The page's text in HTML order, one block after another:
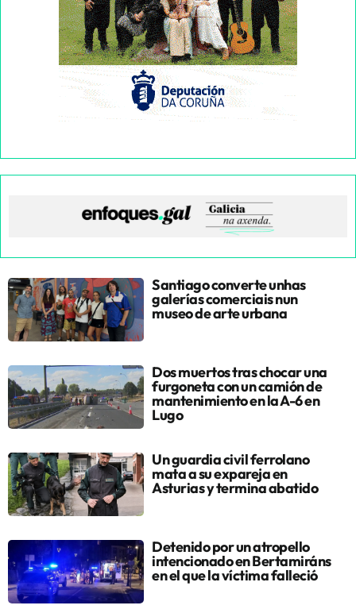
Santiago converte unhas
galerías comerciais nun
museo de arte urbana
Dos muertos tras chocar una
furgoneta con un camión de
mantenimiento en la A-6 en
Lugo
Un guardia civil ferrolano
mata a su expareja en
Asturias y termina abatido
Detenido por un atropello
intencionado en Bertamiráns
en el que la víctima falleció